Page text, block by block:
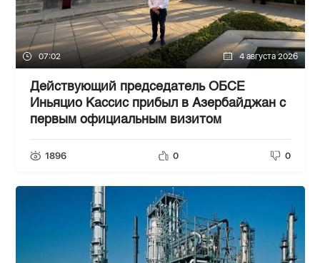
07:02 4 августа 2026
Действующий председатель ОБСЕ
Иньяцио Кассис прибыл в Азербайджан с
первым официальным визитом
1896 0 0